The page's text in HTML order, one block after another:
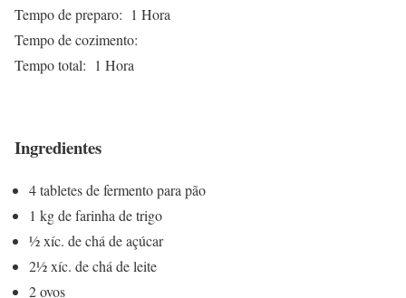
Tempo de preparo: 1 Hora
Tempo de cozimento:
Tempo total: 1 Hora
Ingredientes
4 tabletes de fermento para pão
1 kg de farinha de trigo
½ xíc. de chá de açúcar
2½ xíc. de chá de leite
2 ovos